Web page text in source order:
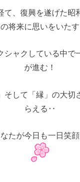
て、復興を遂げた昭
将来に思いをいたす
シャクしている中で
が進む！
そして「縁」の大切
らえる‥
たが今日も一日笑